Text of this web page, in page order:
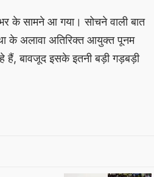
के सामने आ गया। सोचने वाली बात
के अलावा अतिरिक्त आयुक्त पूनम
हैं, बावजूद इसके इतनी बड़ी गड़बड़ी